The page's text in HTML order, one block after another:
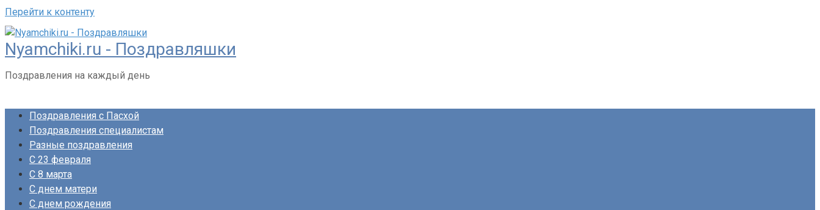
Перейти к контенту
Nyamchiki.ru - Поздравляшки
Поздравления на каждый день
Поздравления с Пасхой
Поздравления специалистам
Разные поздравления
С 23 февраля
С 8 марта
С днем матери
С днем рождения